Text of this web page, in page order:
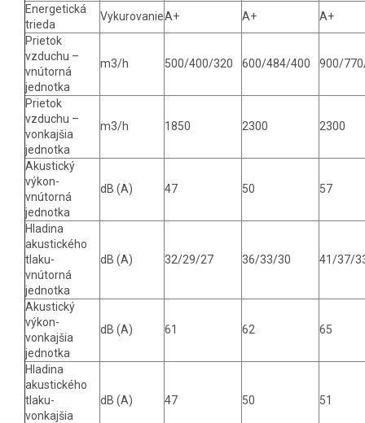
Energetická
trieda
VykurovanieA+ A+
A+
Prietok
vzduchu –
vnútorná
jednotka
m3/h 500/400/320 600/484/400 900/
Prietok
vzduchu –
vonkajšia
jednotka
m3/h 1850 2300 2300
Akustický
výkon-
vnútorná
jednotka
dB (A) 47 50 57
Hladina
akustického
tlaku-
vnútorná
jednotka
dB (A) 32/29/27 36/33/30 41/37/
Akustický
výkon-
vonkajšia
jednotka
dB (A) 61 62 65
Hladina
akustického
tlaku-
vonkajšia
dB (A) 47 50 51